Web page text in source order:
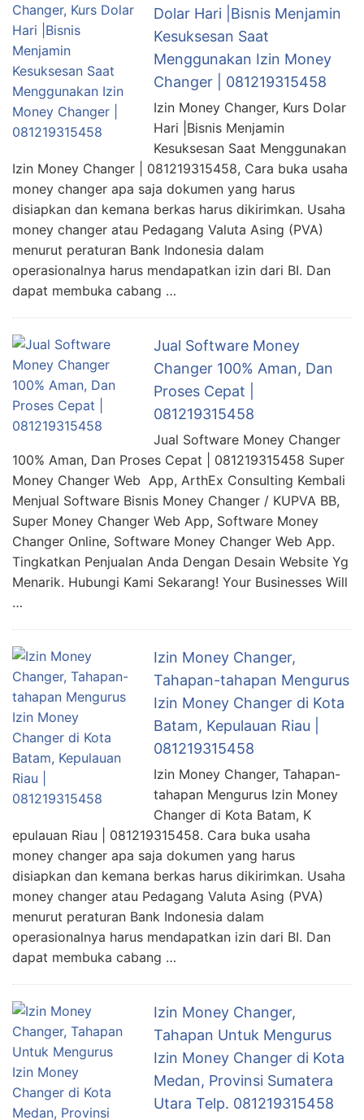
Dolar Hari |Bisnis Menjamin
Kesuksesan Saat
Menggunakan Izin Money
Changer | 081219315458
Izin Money Changer, Kurs Dolar
Hari |Bisnis Menjamin
Kesuksesan Saat Menggunakan
Izin Money Changer | 081219315458, Cara buka usaha
money changer apa saja dokumen yang harus
disiapkan dan kemana berkas harus dikirimkan. Usaha
money changer atau Pedagang Valuta Asing (PVA)
menurut peraturan Bank Indonesia dalam
operasionalnya harus mendapatkan izin dari BI. Dan
dapat membuka cabang …
Jual Software Money
Changer 100% Aman, Dan
Proses Cepat |
081219315458
Jual Software Money Changer
100% Aman, Dan Proses Cepat | 081219315458 Super
Money Changer Web App, ArthEx Consulting Kembali
Menjual Software Bisnis Money Changer / KUPVA BB,
Super Money Changer Web App, Software Money
Changer Online, Software Money Changer Web App.
Tingkatkan Penjualan Anda Dengan Desain Website Yg
Menarik. Hubungi Kami Sekarang! Your Businesses Will
…
Izin Money Changer,
Tahapan-tahapan Mengurus
Izin Money Changer di Kota
Batam, Kepulauan Riau |
081219315458
Izin Money Changer, Tahapan-
tahapan Mengurus Izin Money
Changer di Kota Batam, K
epulauan Riau | 081219315458. Cara buka usaha
money changer apa saja dokumen yang harus
disiapkan dan kemana berkas harus dikirimkan. Usaha
money changer atau Pedagang Valuta Asing (PVA)
menurut peraturan Bank Indonesia dalam
operasionalnya harus mendapatkan izin dari BI. Dan
dapat membuka cabang …
Izin Money Changer,
Tahapan Untuk Mengurus
Izin Money Changer di Kota
Medan, Provinsi Sumatera
Utara Telp. 081219315458